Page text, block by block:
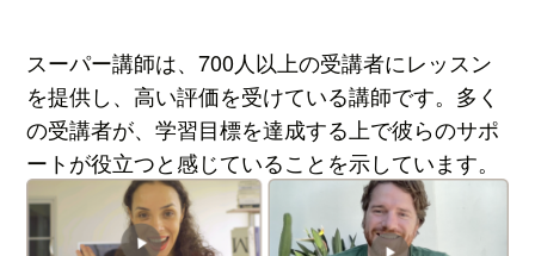
スーパー講師は、700人以上の受講者にレッスン
を提供し、高い評価を受けている講師です。多く
の受講者が、学習目標を達成する上で彼らのサポ
ートが役立つと感じていることを示しています。